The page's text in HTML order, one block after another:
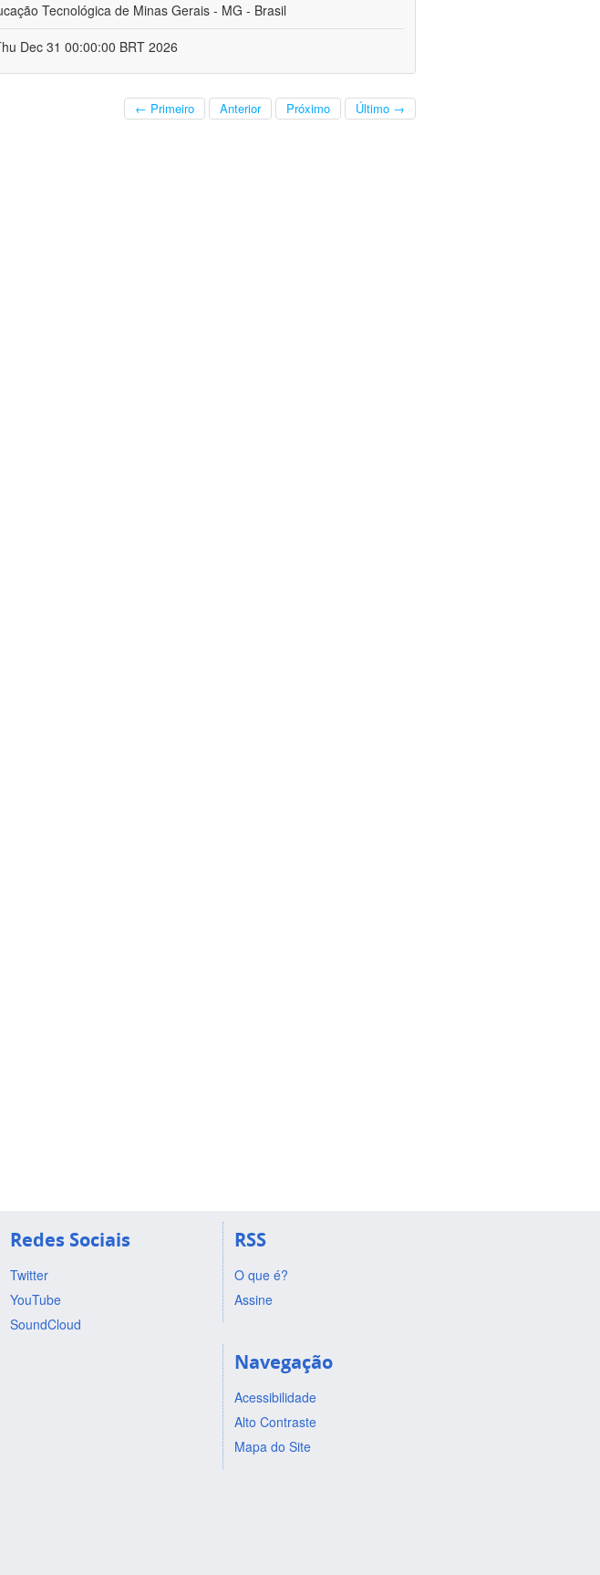
Tecnológica de Minas Gerais - MG - Brasil
Dec 31 00:00:00 BRT 2026
← Primeiro Anterior Próximo Último →
Redes Sociais
Twitter
YouTube
SoundCloud
RSS
O que é?
Assine
Navegação
Acessibilidade
Alto Contraste
Mapa do Site